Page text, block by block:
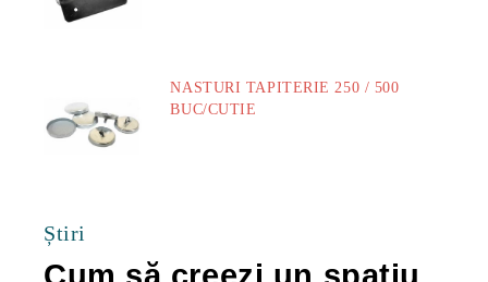
NASTURI TAPITERIE 250 / 500
BUC/CUTIE
Știri
Cum să creezi un spațiu